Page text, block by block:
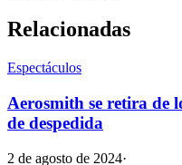
Relacionadas
Espectáculos
Aerosmith se retira de
de despedida
2 de agosto de 2024·